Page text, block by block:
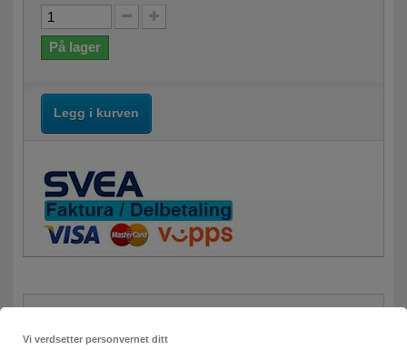
På lager
Legg i kurven
Vi verdsetter personvernet ditt